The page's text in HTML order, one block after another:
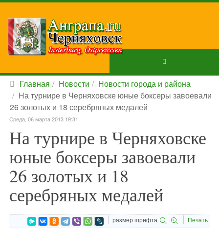
Главная Новости
Новости города и района
На турнире в Черняховске юные боксеры завоевали
26 золотых и 18 серебряных медалей
Среда, 06 марта 2013 19:31
На турнире в Черняховске
юные боксеры завоевали
26 золотых и 18
серебряных медалей
размер шрифта Печать